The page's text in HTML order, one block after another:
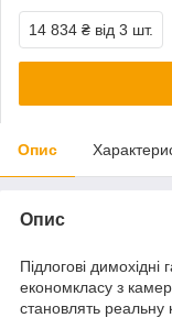
14 834 ₴ від 3 шт.
Опис
Опис
Підлогові димохідні
економкласу з
становлять реальну